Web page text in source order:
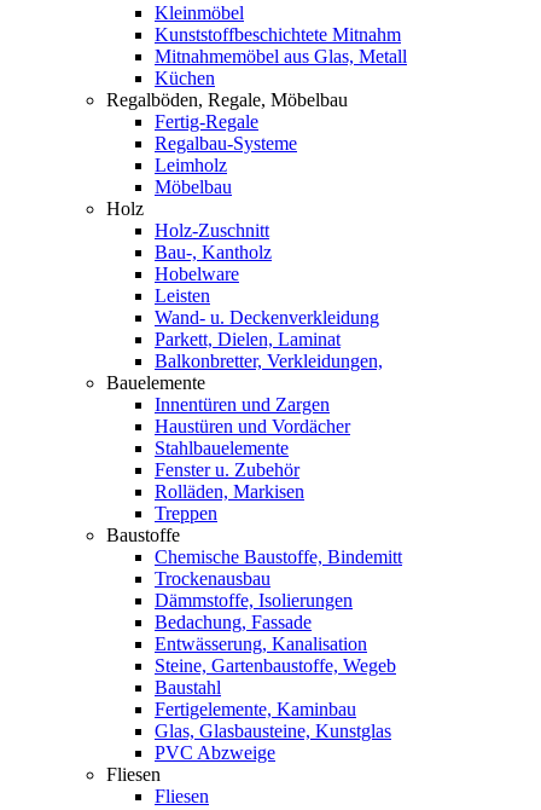
Kleinmöbel
Kunststoffbeschichtete Mitnahm
Mitnahmemöbel aus Glas, Metall
Küchen
Regalböden, Regale, Möbelbau
Fertig-Regale
Regalbau-Systeme
Leimholz
Möbelbau
Holz
Holz-Zuschnitt
Bau-, Kantholz
Hobelware
Leisten
Wand- u. Deckenverkleidung
Parkett, Dielen, Laminat
Balkonbretter, Verkleidungen,
Bauelemente
Innentüren und Zargen
Haustüren und Vordächer
Stahlbauelemente
Fenster u. Zubehör
Rolläden, Markisen
Treppen
Baustoffe
Chemische Baustoffe, Bindemitt
Trockenausbau
Dämmstoffe, Isolierungen
Bedachung, Fassade
Entwässerung, Kanalisation
Steine, Gartenbaustoffe, Wegeb
Baustahl
Fertigelemente, Kaminbau
Glas, Glasbausteine, Kunstglas
PVC Abzweige
Fliesen
Fliesen